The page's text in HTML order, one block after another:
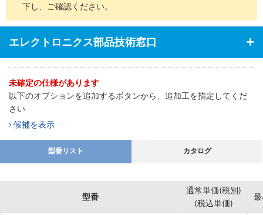
下し、ご確認ください。
エレクトロニクス部品技術窓口
未確定の仕様があります
以下のオプションを追加するボタンから、追加工を指定してくだ
さい
候補を表示
型番リスト カタログ
型番
通常単価(税別)
(税込単価)